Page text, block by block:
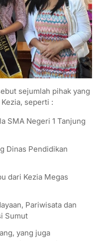
sejumlah pihak yang
seperti :
SMA Negeri 1 Tanjung
Dinas Pendidikan
dari Kezia Megas
Pariwisata dan
Sumut
yang juga